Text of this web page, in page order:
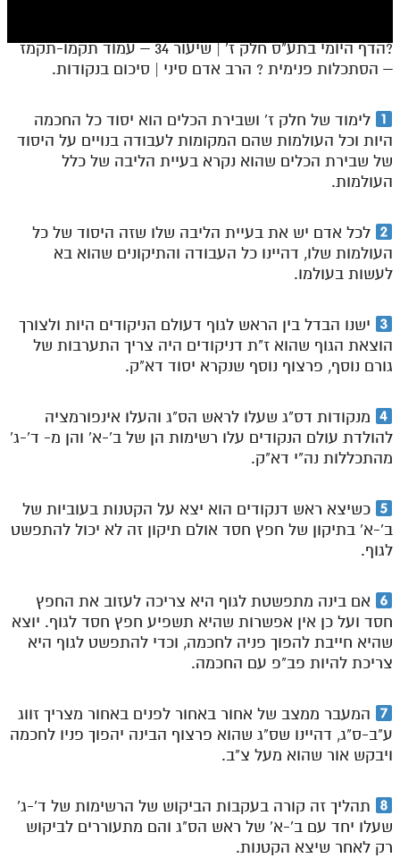
חלק יב
חלק יד
חלק טו
בית שער הכוונות
שידור חי
הזמן סט תע"ס
הזמן סט תלמוד עשר הספירות
מנוע חיפוש בספרים
תלמוד עשר הספירות בעיון
תלמוד עשר הספירות חלק א
תע"ס חלק ב' עיון
תלמוד עשר הספירות חלק ד
תלמוד עשר הספירות חלק ה
תלמוד עשר הספירות חלק ו
תלמוד עשר הספירות חלק ח
תלמוד עשר הספירות חלק ט
תלמוד עשר הספירות חלק י
תלמוד עשר הספירות חלק יא
?הדף היומי בתע"ס חלק ז' | שיעור 34 – עמוד תקמו-תקמז
– הסתכלות פנימית ? הרב אדם סיני | סיכום בנקודות.
לימוד של חלק ז' ושבירת הכלים הוא יסוד כל החכמה
היות וכל העולמות שהם המקומות לעבודה בנויים על היסוד
של שבירת הכלים שהוא נקרא בעיית הליבה של כלל
העולמות.
לכל אדם יש את בעיית הליבה שלו שזה היסוד של כל
העולמות שלו, דהיינו כל העבודה והתיקונים שהוא בא
לעשות בעולמו.
ישנו הבדל בין הראש לגוף דעולם הניקודים היות ולצורך
הוצאת הגוף שהוא ז"ת דניקודים היה צריך התערבות של
גורם נוסף, פרצוף נוסף שנקרא יסוד דא"ק.
מנקודות דס"ג שעלו לראש הס"ג והעלו אינפורמציה
להולדת עולם הנקודים עלו רשימות הן של ב'-א' והן מ- ד'-ג'
מהתכללות נה"י דא"ק.
כשיצא ראש דנקודים הוא יצא על הקטנות בעוביות של
ב'-א' בתיקון של חפץ חסד אולם תיקון זה לא יכול להתפשט
לגוף.
אם בינה מתפשטת לגוף היא צריכה לעזוב את החפץ
חסד ועל כן אין אפשרות שהיא תשפיע חפץ חסד לגוף. יוצא
שהיא חייבת להפוך פניה לחכמה, וכדי להתפשט לגוף היא
צריכת להיות פב"פ עם החכמה.
המעבר ממצב של אחור באחור לפנים באחור מצריך זווג
ע"ב-ס"ג, דהיינו שס"ג שהוא פרצוף הבינה יהפוך פניו לחכמה
ויבקש אור שהוא מעל צ"ב.
תהליך זה קורה בעקבות הביקוש של הרשימות של ד'-ג'
שעלו יחד עם ב'-א' של ראש הס"ג והם מתעוררים לביקוש
רק לאחר שיצא הקטנות.